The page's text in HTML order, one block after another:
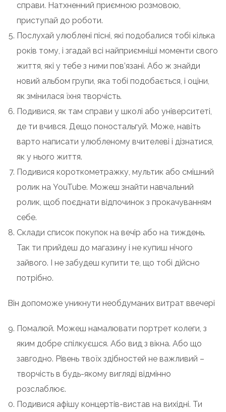
справи. Натхненний приємною розмовою,
приступай до роботи.
Послухай улюблені пісні, які подобалися тобі кілька
років тому, і згадай всі найприємніші моменти свого
життя, які у тебе з ними пов’язані. Або ж знайди
новий альбом групи, яка тобі подобається, і оціни,
як змінилася їхня творчість.
Подивися, як там справи у школі або університеті,
де ти вчився. Дещо поностальгуй. Може, навіть
варто написати улюбленому вчителеві і дізнатися,
як у нього життя.
Подивися короткометражку, мультик або смішний
ролик на YouTube. Можеш знайти навчальний
ролик, щоб поєднати відпочинок з прокачуванням
себе.
Склади список покупок на вечір або на тиждень.
Так ти прийдеш до магазину і не купиш нічого
зайвого. І не забудеш купити те, що тобі дійсно
потрібно.
Він допоможе уникнути необдуманих витрат ввечері
Помалюй. Можеш намалювати портрет колеги, з
яким добре спілкуєшся. Або вид з вікна. Або що
завгодно. Рівень твоїх здібностей не важливий –
творчість в будь-якому вигляді відмінно
розслаблює.
Подивися афішу концертів-вистав на вихідні. Ти